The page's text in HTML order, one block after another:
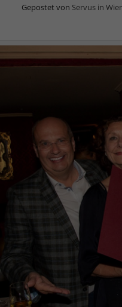
Gepostet von Servus in